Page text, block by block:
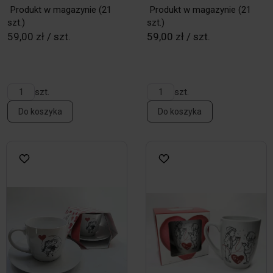
Produkt w magazynie (21
szt.)
59,00 zł / szt.
szt.
Do koszyka
Produkt w magazynie (21
szt.)
59,00 zł / szt.
szt.
Do koszyka